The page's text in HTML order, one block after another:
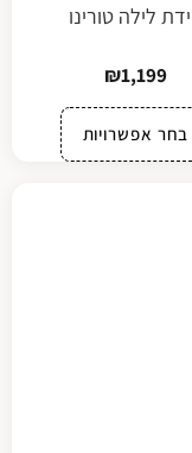
לילה טורינו
₪1,199
בחר אפשרויות